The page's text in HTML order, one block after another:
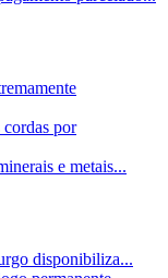
por
e metais...
disponibiliza...